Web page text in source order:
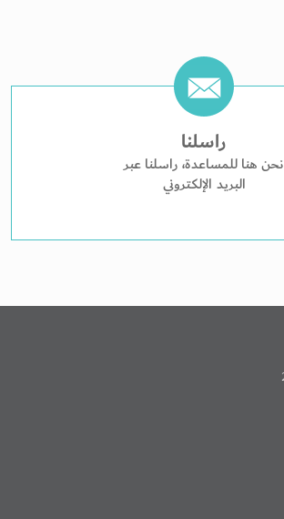
راسلنا
نحن هنا للمساعدة، راسلنا عبر
البريد الإلكتروني